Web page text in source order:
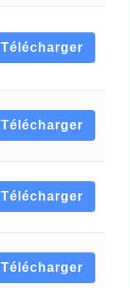
Télécharger
Télécharger
Télécharger
Télécharger